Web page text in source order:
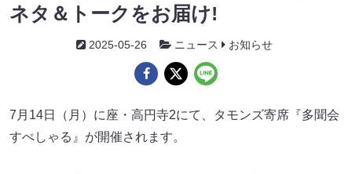
ネタ＆トークをお届け!
2025-05-26 ニュース お知らせ
7月14日（月）に座・高円寺2にて、タモンズ寄席『多聞会
すぺしゃる』が開催されます。